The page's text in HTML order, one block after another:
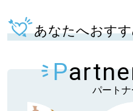
あなたへおす
P
パート